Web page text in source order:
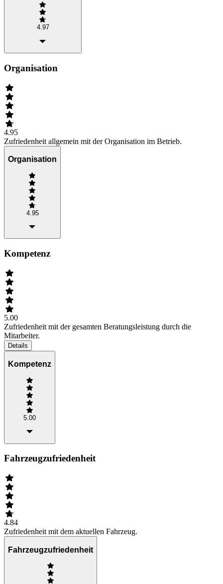
4.97
Organisation
4.95
Zufriedenheit allgemein mit der Organisation im Betrieb.
Organisation
4.95
Kompetenz
5.00
Zufriedenheit mit der gesamten Beratungsleistung durch die
Mitarbeiter.
Details
Kompetenz
5.00
Fahrzeugzufriedenheit
4.84
Zufriedenheit mit dem aktuellen Fahrzeug.
Fahrzeugzufriedenheit